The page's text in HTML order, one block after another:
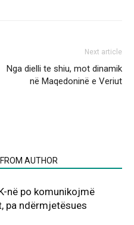
Next article
Nga dielli te shiu, mot dinamik
në Maqedoninë e Veriut
AUTHOR
në po komunikojmë
pa ndërmjetësues